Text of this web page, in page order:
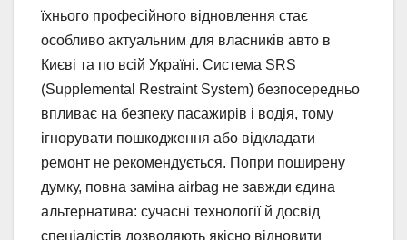
їхнього професійного відновлення стає
особливо актуальним для власників авто в
Києві та по всій Україні. Система SRS
(Supplemental Restraint System) безпосередньо
впливає на безпеку пасажирів і водія, тому
ігнорувати пошкодження або відкладати
ремонт не рекомендується. Попри поширену
думку, повна заміна airbag не завжди єдина
альтернатива: сучасні технології й досвід
спеціалістів дозволяють якісно відновити